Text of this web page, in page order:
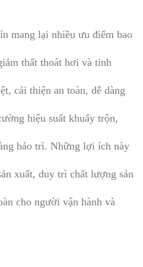
mang lại nhiều ưu điểm bao
thất thoát hơi và tinh
cải thiện an toàn, dễ dàng
hiệu suất khuấy trộn,
bảo trì. Những lợi ích này
xuất, duy trì chất lượng sản
cho người vận hành và